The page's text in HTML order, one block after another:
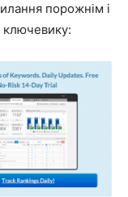
порожнім і
ключевику: